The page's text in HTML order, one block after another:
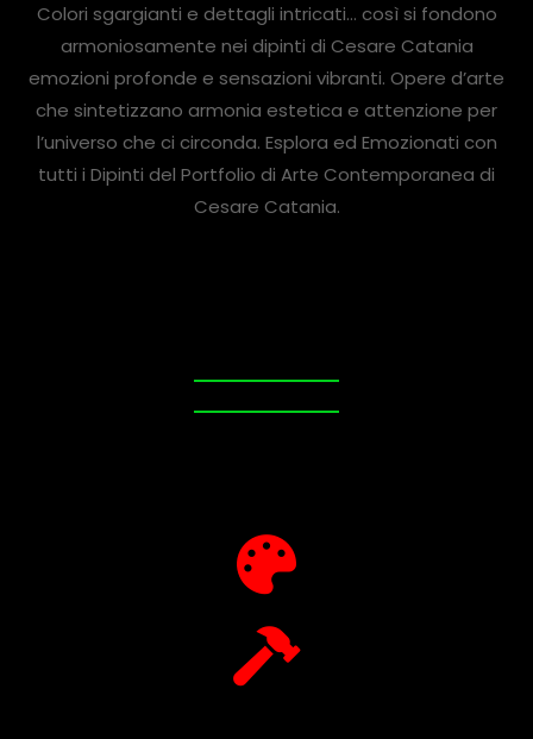
Colori sgargianti e dettagli intricati… così si fondono
armoniosamente nei dipinti di Cesare Catania
emozioni profonde e sensazioni vibranti. Opere d’arte
che sintetizzano armonia estetica e attenzione per
l’universo che ci circonda. Esplora ed Emozionati con
tutti i Dipinti del Portfolio di Arte Contemporanea di
Cesare Catania.